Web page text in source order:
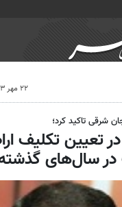
۲۲ مهر ۱۴۰۳، ۲۳:۵۱
شرقی تاکید کرد؛
تعیین تکلیف
در سال‌های